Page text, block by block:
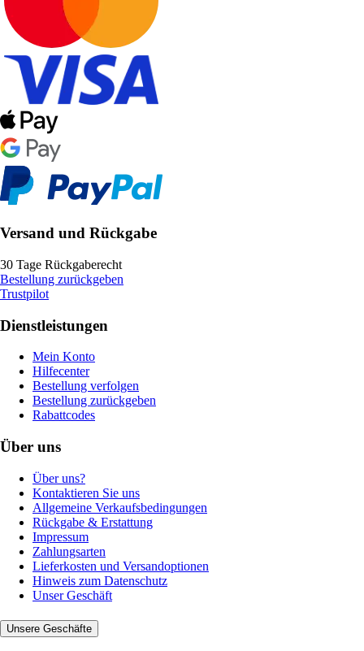
Versand und Rückgabe
30 Tage Rückgaberecht
Bestellung zurückgeben
Trustpilot
Dienstleistungen
Mein Konto
Hilfecenter
Bestellung verfolgen
Bestellung zurückgeben
Rabattcodes
Über uns
Über uns?
Kontaktieren Sie uns
Allgemeine Verkaufsbedingungen
Rückgabe & Erstattung
Impressum
Zahlungsarten
Lieferkosten und Versandoptionen
Hinweis zum Datenschutz
Unser Geschäft
Unsere Geschäfte